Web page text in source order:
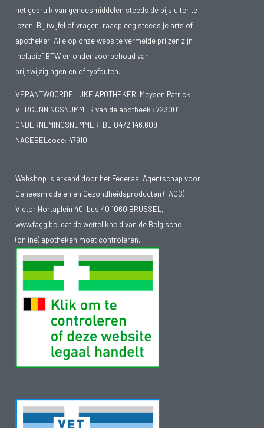
het gebruik van geneesmiddelen steeds de bijsluiter te
lezen. Bij twijfel of vragen, raadpleeg steeds je arts of
apotheker. Alle op onze website vermelde prijzen zijn
inclusief BTW en onder voorbehoud van
prijswijzigingen en of typfouten.
VERANTWOORDELIJKE APOTHEKER: Meysen Patrick
VERGUNNINGSNUMMER van de apotheek : 723001
ONDERNEMINGSNUMMER: BE 0472.146.609
NACEBELcode: 47910
Webshop is erkend door het Federaal Agentschap voor
Geneesmiddelen en Gezondheidsproducten (FAGG)
Victor Hortaplein 40, bus 40 1060 BRUSSEL,
www.fagg.be, dat de wettelikheid van de Belgische
(online) apotheken moet controleren.